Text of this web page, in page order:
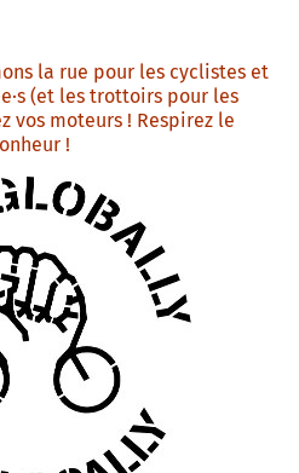
la rue pour les cyclistes et
(et les trottoirs pour les
vos moteurs ! Respirez le
!